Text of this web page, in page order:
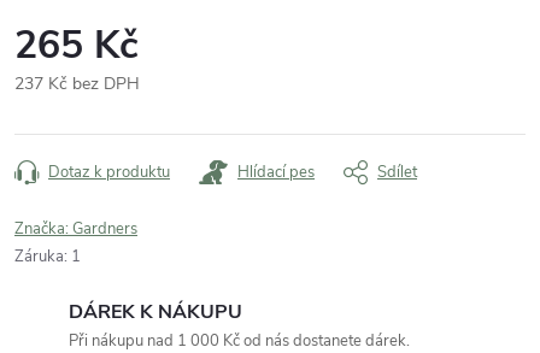
265 Kč
237 Kč bez DPH
cena:
Dotaz k produktu Hlídací pes Sdílet
Značka: Gardners
Záruka: 1
DÁREK K NÁKUPU
Při nákupu nad 1 000 Kč od nás dostanete dárek.